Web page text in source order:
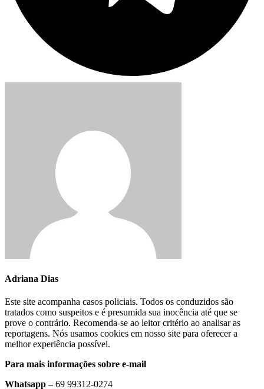
Adriana Dias
Este site acompanha casos policiais. Todos os conduzidos são
tratados como suspeitos e é presumida sua inocência até que se
prove o contrário. Recomenda-se ao leitor critério ao analisar as
reportagens. Nós usamos cookies em nosso site para oferecer a
melhor experiência possível.
Para mais informações sobre e-mail
Whatsapp –69 99312-0274